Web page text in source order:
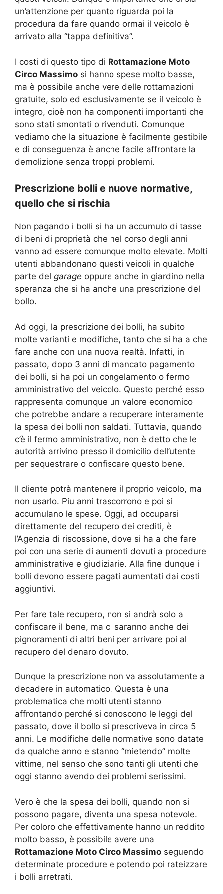
un’attenzione per quanto riguarda poi la
procedura da fare quando ormai il veicolo è
arrivato alla “tappa definitiva”.
I costi di questo tipo di Rottamazione Moto
Circo Massimo si hanno spese molto basse,
ma è possibile anche vere delle rottamazioni
gratuite, solo ed esclusivamente se il veicolo è
integro, cioè non ha componenti importanti che
sono stati smontati o rivenduti. Comunque
vediamo che la situazione è facilmente gestibile
e di conseguenza è anche facile affrontare la
demolizione senza troppi problemi.
Prescrizione bolli e nuove normative,
quello che si rischia
Non pagando i bolli si ha un accumulo di tasse
di beni di proprietà che nel corso degli anni
vanno ad essere comunque molto elevate. Molti
utenti abbandonano questi veicoli in qualche
parte del garage oppure anche in giardino nella
speranza che si ha anche una prescrizione del
bollo.
Ad oggi, la prescrizione dei bolli, ha subito
molte varianti e modifiche, tanto che si ha a che
fare anche con una nuova realtà. Infatti, in
passato, dopo 3 anni di mancato pagamento
dei bolli, si ha poi un congelamento o fermo
amministrativo del veicolo. Questo perché esso
rappresenta comunque un valore economico
che potrebbe andare a recuperare interamente
la spesa dei bolli non saldati. Tuttavia, quando
c’è il fermo amministrativo, non è detto che le
autorità arrivino presso il domicilio dell’utente
per sequestrare o confiscare questo bene.
Il cliente potrà mantenere il proprio veicolo, ma
non usarlo. Piu anni trascorrono e poi si
accumulano le spese. Oggi, ad occuparsi
direttamente del recupero dei crediti, è
l’Agenzia di riscossione, dove si ha a che fare
poi con una serie di aumenti dovuti a procedure
amministrative e giudiziarie. Alla fine dunque i
bolli devono essere pagati aumentati dai costi
aggiuntivi.
Per fare tale recupero, non si andrà solo a
confiscare il bene, ma ci saranno anche dei
pignoramenti di altri beni per arrivare poi al
recupero del denaro dovuto.
Dunque la prescrizione non va assolutamente a
decadere in automatico. Questa è una
problematica che molti utenti stanno
affrontando perché si conoscono le leggi del
passato, dove il bollo si prescriveva in circa 5
anni. Le modifiche delle normative sono datate
da qualche anno e stanno “mietendo” molte
vittime, nel senso che sono tanti gli utenti che
oggi stanno avendo dei problemi serissimi.
Vero è che la spesa dei bolli, quando non si
possono pagare, diventa una spesa notevole.
Per coloro che effettivamente hanno un reddito
molto basso, è possibile avere una
Rottamazione Moto Circo Massimo seguendo
determinate procedure e potendo poi rateizzare
i bolli arretrati.